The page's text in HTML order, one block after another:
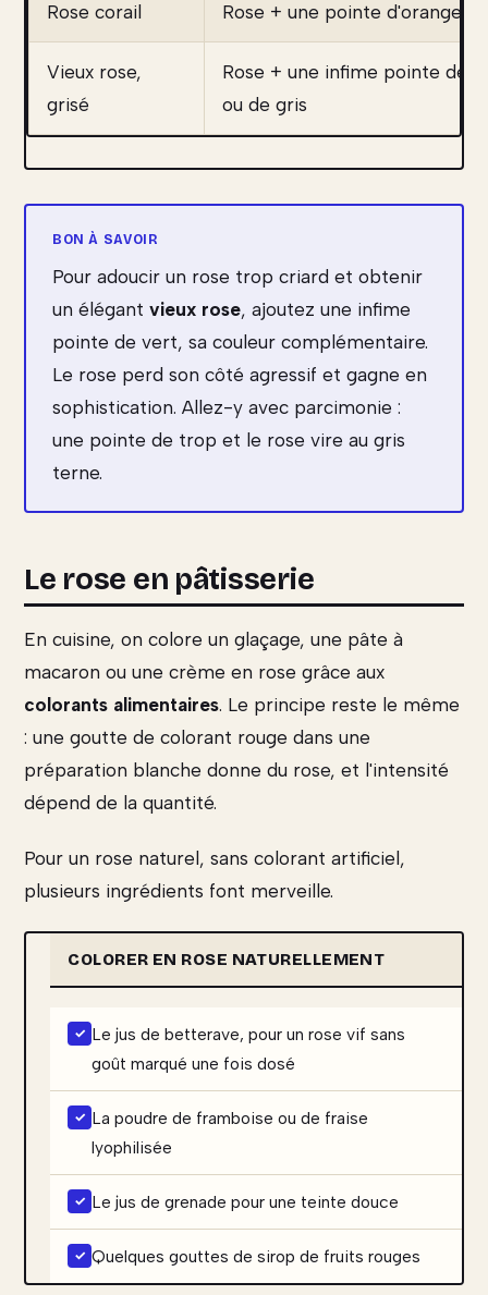
Rose corail Rose + une pointe d'orange
Vieux rose,
grisé
Rose + une infime pointe de
ou de gris
Pour adoucir un rose trop criard et obtenir
un élégant vieux rose, ajoutez une infime
pointe de vert, sa couleur complémentaire.
Le rose perd son côté agressif et gagne en
sophistication. Allez-y avec parcimonie :
une pointe de trop et le rose vire au gris
terne.
Le rose en pâtisserie
En cuisine, on colore un glaçage, une pâte à
macaron ou une crème en rose grâce aux
colorants alimentaires. Le principe reste le même
: une goutte de colorant rouge dans une
préparation blanche donne du rose, et l'intensité
dépend de la quantité.
Pour un rose naturel, sans colorant artificiel,
plusieurs ingrédients font merveille.
COLORER EN ROSE NATURELLEMENT
Le jus de betterave, pour un rose vif sans
goût marqué une fois dosé
La poudre de framboise ou de fraise
lyophilisée
Le jus de grenade pour une teinte douce
Quelques gouttes de sirop de fruits rouges